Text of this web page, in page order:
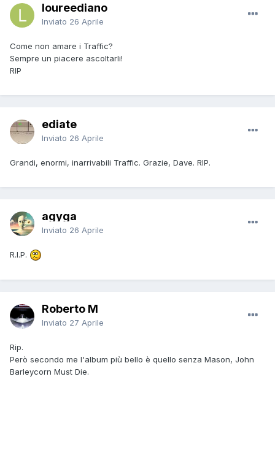
loureediano
Inviato 26 Aprile
Come non amare i Traffic?
Sempre un piacere ascoltarli!
RIP
ediate
Inviato 26 Aprile
Grandi, enormi, inarrivabili Traffic. Grazie, Dave. RIP.
agyga
Inviato 26 Aprile
R.I.P.
Roberto M
Inviato 27 Aprile
Rip.
Però secondo me l'album più bello è quello senza Mason, John
Barleycorn Must Die.